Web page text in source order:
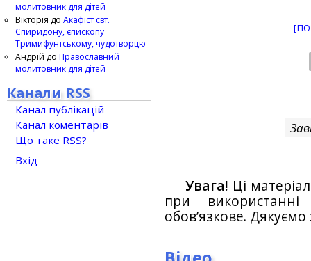
Увага! Ці
при
обов’язкове.
молитовник для дітей
Вікторія до Акафіст свт.
Спиридону, єпископу
Тримифунтському, чудотворцю
Андрій до Православний
молитовник для дітей
Канали RSS
Канал публікацій
Канал коментарів
Що таке RSS?
Вхід